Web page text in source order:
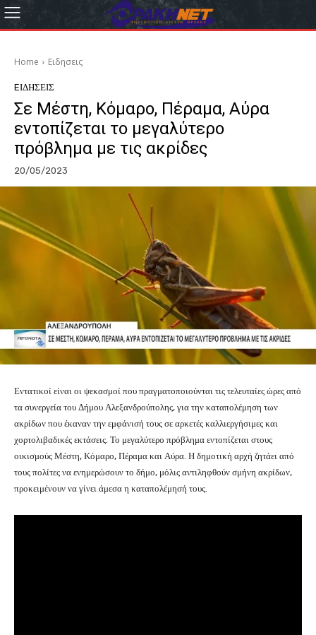
Home Eιδησεις
EΙΔΗΣΕΙΣ
Σε Μέστη, Κόμαρο, Πέραμα, Αύρα
εντοπίζεται το μεγαλύτερο
πρόβλημα με τις ακρίδες
20/05/2023
Εντατικοί είναι οι ψεκασμοί που πραγματοποιούνται τις τελευταίες ώρες από
τα συνεργεία του Δήμου Αλεξανδρούπολης, για την καταπολέμηση των
ακρίδων που έκαναν την εμφάνισή τους σε αρκετές καλλιεργήσιμες και
χορτολιβαδικές εκτάσεις. Το μεγαλύτερο πρόβλημα εντοπίζεται στους
οικισμούς Μέστη, Κόμαρο, Πέραμα και Αύρα. Η δημοτική αρχή ζητάει από
τους πολίτες να ενημερώσουν το δήμο, μόλις αντιληφθούν σμήνη ακρίδων,
προκειμένουν να γίνει άμεσα η καταπολέμησή τους.